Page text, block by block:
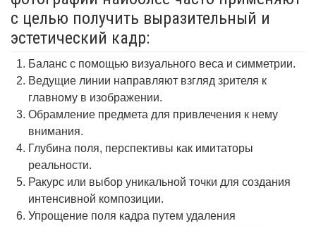
с целью получить выразительный и
эстетический кадр:
Баланс с помощью визуального веса и симметрии.
Ведущие линии направляют взгляд зрителя к
главному в изображении.
Обрамление предмета для привлечения к нему
внимания.
Глубина поля, перспективы как имитаторы
реальности.
Ракурс или выбор уникальной точки для создания
интенсивной композиции.
Упрощение поля кадра путем удаления